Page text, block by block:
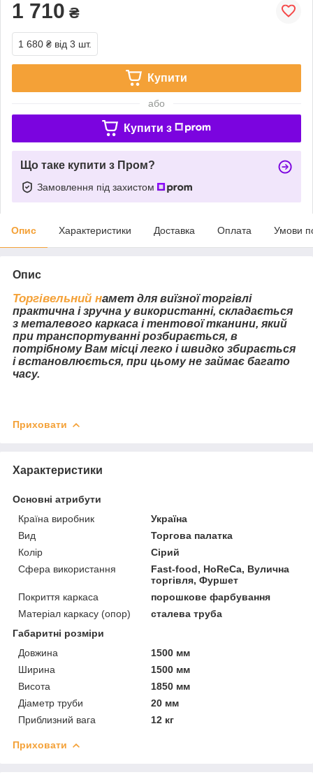
1 710 ₴
1 680 ₴ від 3 шт.
Купити
або
Купити з
Що таке купити з Пром?
Замовлення під захистом
Опис Характеристики Доставка Оплата Умови
Опис
Торгівельний намет для виїзної торгівлі
практична і зручна у використанні, складається
з металевого каркаса і тентової тканини, який
при транспортуванні розбирається, в
потрібному Вам місці легко і швидко збирається
і встановлюється, при цьому не займає багато
часу.
Приховати
Характеристики
Основні атрибути
Країна виробник
Україна
Вид
Торгова палатка
Колір
Сірий
Сфера використання
Fast-food, HoReCa, Вулична
торгівля, Фуршет
Покриття каркаса
порошкове фарбування
Матеріал каркасу (опор)
сталева труба
Габаритні розміри
Довжина
1500 мм
Ширина
1500 мм
Висота
1850 мм
Діаметр труби
20 мм
Приблизний вага
12 кг
Приховати